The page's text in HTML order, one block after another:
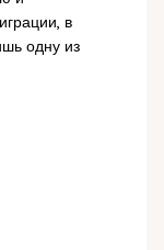
в
одну из